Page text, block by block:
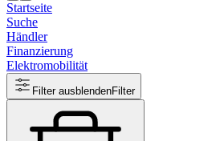
Startseite
Suche
Händler
Finanzierung
Elektromobilität
Filter ausblendenFilter